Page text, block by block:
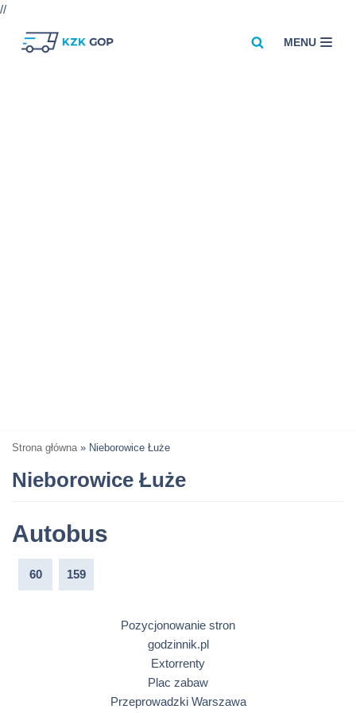
//
MENU
Strona główna » Nieborowice Łuże
Nieborowice Łuże
Autobus
60 159
Pozycjonowanie stron
godzinnik.pl
Extorrenty
Plac zabaw
Przeprowadzki Warszawa